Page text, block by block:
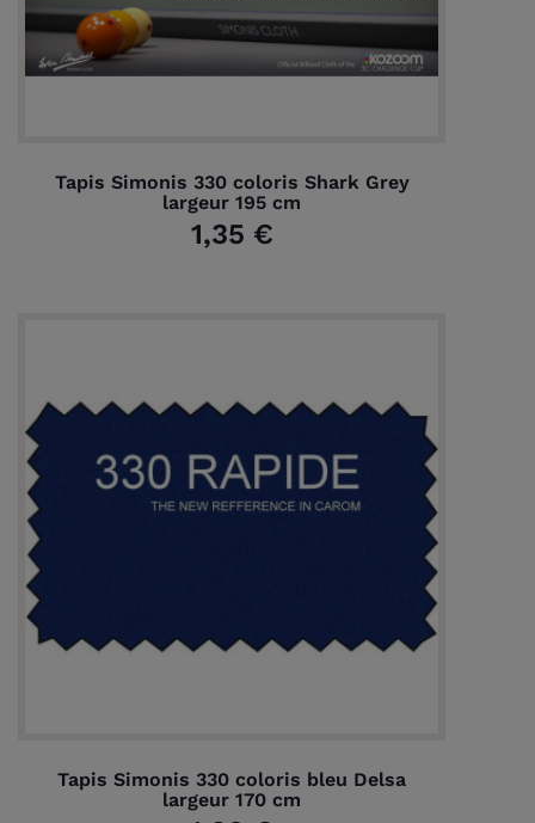
Tapis Simonis 330 coloris Shark Grey
largeur 195 cm
1,35 €
Tapis Simonis 330 coloris bleu Delsa
largeur 170 cm